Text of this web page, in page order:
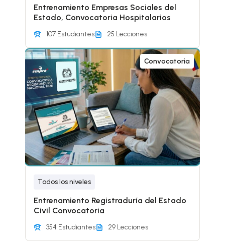
Entrenamiento Empresas Sociales del
Estado, Convocatoria Hospitalarios
107 Estudiantes 25 Lecciones
Convocatoria
Todos los niveles
Entrenamiento Registraduría del Estado
Civil Convocatoria
354 Estudiantes 29 Lecciones